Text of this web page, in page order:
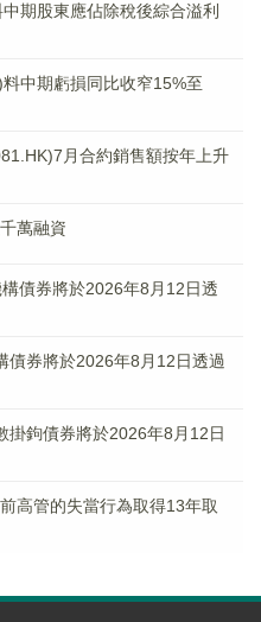
期股東應佔除稅後綜合溢利
中期虧損同比收窄15%至
月合約銷售額按年上升
萬融資
債券將於2026年8月12日透
債券將於2026年8月12日透過
掛鉤債券將於2026年8月12日
高管的失當行為取得13年取